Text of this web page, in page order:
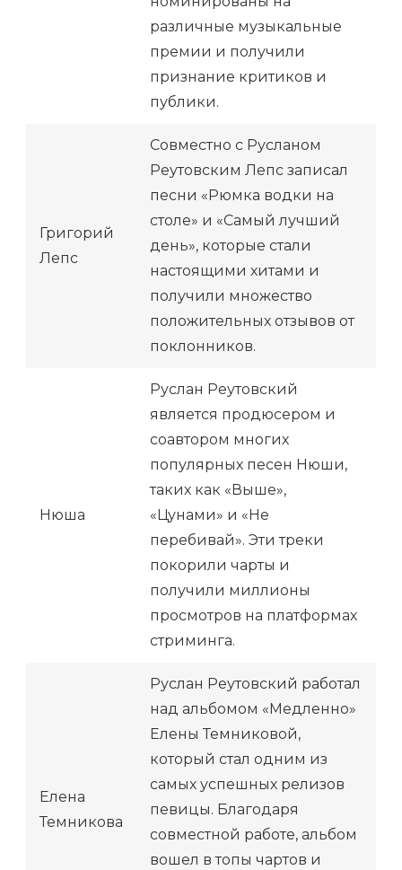
различные музыкальные
премии и получили
признание критиков и
публики.
Григорий
Лепс
Совместно с Русланом
Реутовским Лепс записал
песни «Рюмка водки на
столе» и «Самый лучший
день», которые стали
настоящими хитами и
получили множество
положительных отзывов от
поклонников.
Нюша
Руслан Реутовский
является продюсером и
соавтором многих
популярных песен Нюши,
таких как «Выше»,
«Цунами» и «Не
перебивай». Эти треки
покорили чарты и
получили миллионы
просмотров на платформах
стриминга.
Елена
Темникова
Руслан Реутовский работал
над альбомом «Медленно»
Елены Темниковой,
который стал одним из
самых успешных релизов
певицы. Благодаря
совместной работе, альбом
вошел в топы чартов и